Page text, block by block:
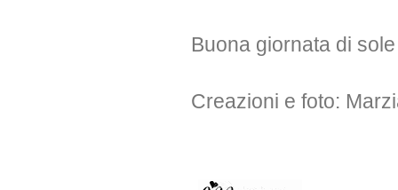
Buona giornata di sole
Creazioni e foto: